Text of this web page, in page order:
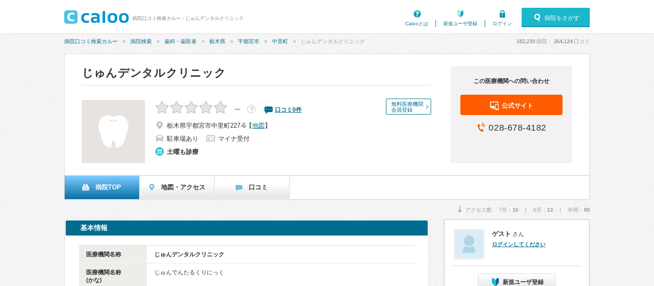
病院口コミ検索カルー - じゅんデンタルクリニック
Calooとは
新規ユーザ登録 ログイン
病院をさがす
病院口コミ検索カルー 病院検索 歯科・歯医者 栃木県 宇都宮市 中里町 じゅんデンタルクリニック 182,230病院・ 264,124 口コミ
じゅんデンタルクリニック
無料医療機関
会員登録
－ ？ 口コミ 0件
栃木県宇都宮市中里町227-6 【地図 】
駐車場あり
マイナ受付
土曜も診療
この医療機関への問い合わせ
公式サイト
028-678-4182
病院TOP 地図・アクセス 口コミ
アクセス数 7月： 10 | 6月： 13 | 年間： 89
基本情報
医療機関名称 じゅんデンタルクリニック
医療機関名称
(かな)
じゅんでんたるくりにっく
ゲスト さん
ログインしてください
新規ユーザ登録